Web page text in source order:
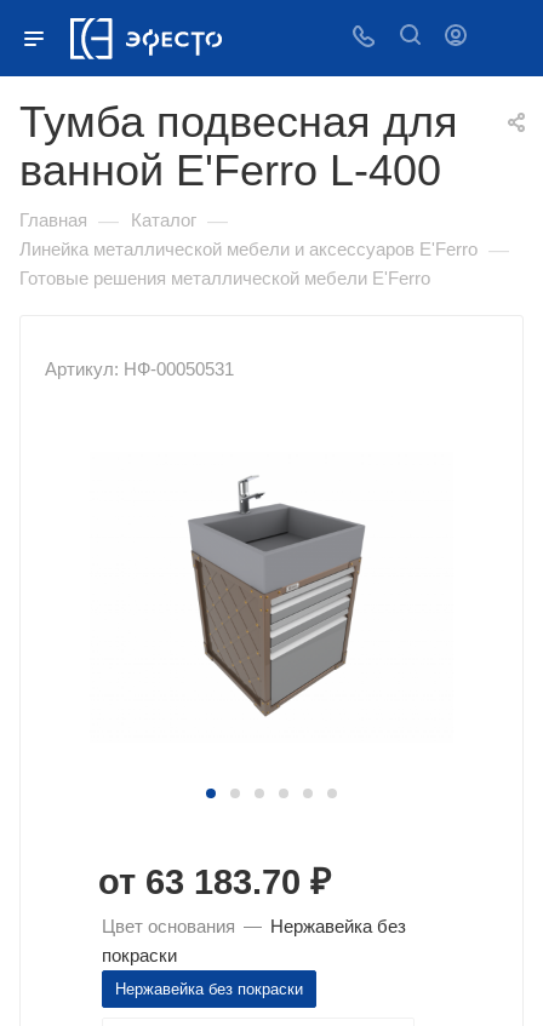
Тумба подвесная для
ванной E'Ferro L-400
Главная — Каталог —
Линейка металлической мебели и аксессуаров E'Ferro —
Готовые решения металлической мебели E'Ferro
Артикул: НФ-00050531
от 63 183.70 ₽
Цвет основания — Нержавейка без
покраски
Нержавейка без покраски